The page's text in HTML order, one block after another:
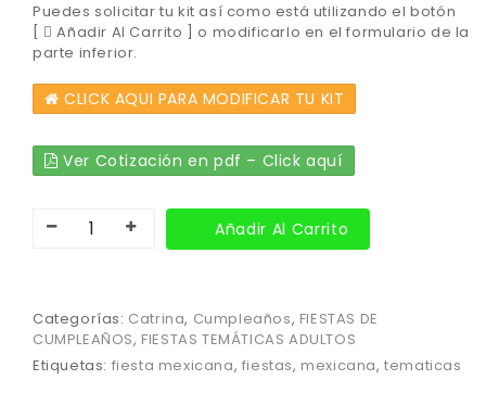
Puedes solicitar tu kit así como está utilizando el botón
[
Añadir Al Carrito ] o modificarlo en el formulario de la
parte inferior.
CLICK AQUI PARA MODIFICAR TU KIT
Ver Cotización en pdf – Click aquí
Añadir Al Carrito
Categorías: Catrina, Cumpleaños, FIESTAS DE
CUMPLEAÑOS, FIESTAS TEMÁTICAS ADULTOS
Etiquetas: fiesta mexicana, fiestas, mexicana,tematicas